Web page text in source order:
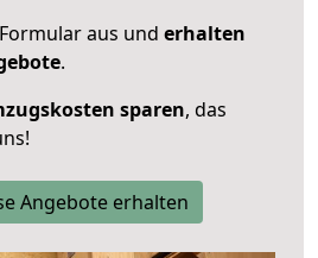
aus und erhalten
.
sparen, das
Angebote erhalten